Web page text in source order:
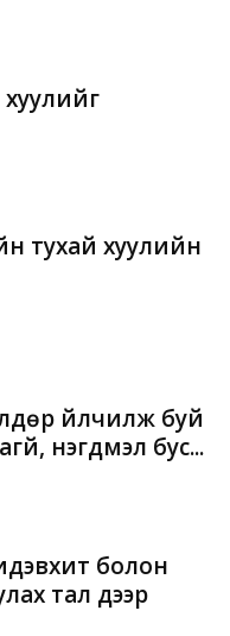
тухай хуулийн
үйлчилж буй
нэгдмэл бус...
болон
тал дээр